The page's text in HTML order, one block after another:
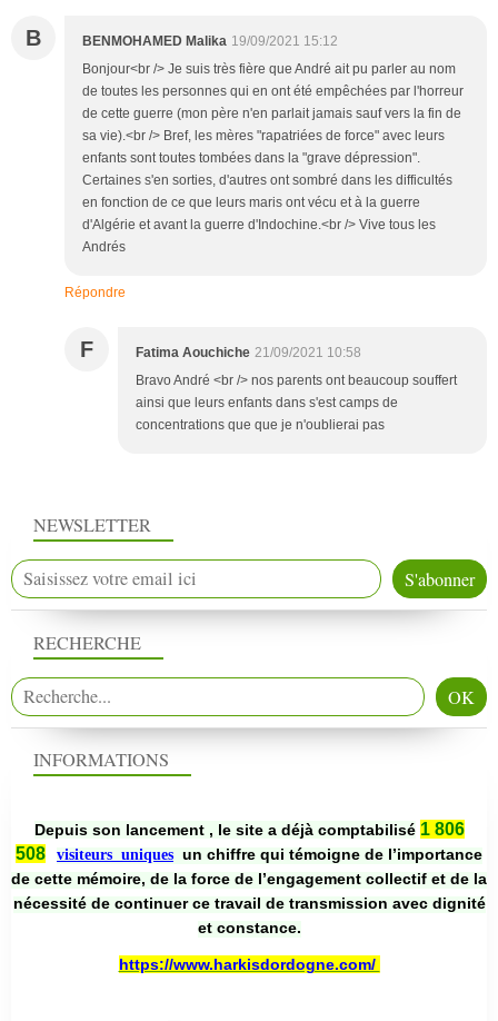
B BENMOHAMED Malika 19/09/2021 15:12
Bonjour<br /> Je suis très fière que André ait pu parler au nom
de toutes les personnes qui en ont été empêchées par l'horreur
de cette guerre (mon père n'en parlait jamais sauf vers la fin de
sa vie).<br /> Bref, les mères "rapatriées de force" avec leurs
enfants sont toutes tombées dans la "grave dépression".
Certaines s'en sorties, d'autres ont sombré dans les difficultés
en fonction de ce que leurs maris ont vécu et à la guerre
d'Algérie et avant la guerre d'Indochine.<br /> Vive tous les
Andrés
Répondre
F Fatima Aouchiche 21/09/2021 10:58
Bravo André <br /> nos parents ont beaucoup souffert
ainsi que leurs enfants dans s'est camps de
concentrations que que je n'oublierai pas
NEWSLETTER
RECHERCHE
INFORMATIONS
Depuis son lancement , le site a déjà comptabilisé 1 806
508
visiteurs uniques un chiffre qui témoigne de l’importance
de cette mémoire, de la force de l’engagement collectif et de la
nécessité de continuer ce travail de transmission avec dignité
et constance.
https://www.harkisdordogne.com/